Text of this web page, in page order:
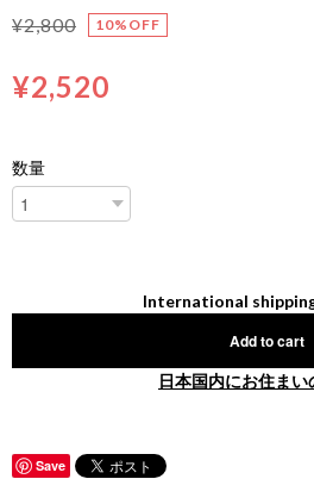
¥2,800 10%OFF
¥2,520
数量
International
Add to cart
日本国内にお住まい
Save